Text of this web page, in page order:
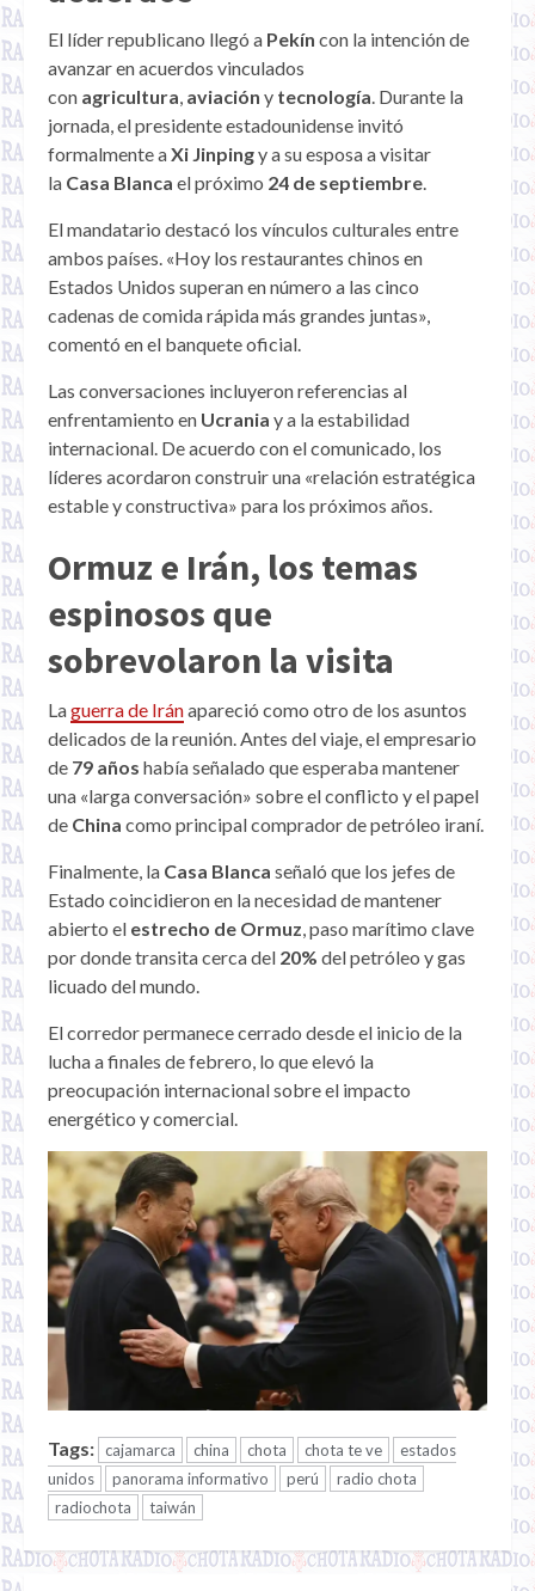
El líder republicano llegó a Pekín con la intención de
avanzar en acuerdos vinculados
con agricultura aviación y tecnología . Durante la
jornada, el presidente estadounidense invitó
formalmente aXi Jinpingy a su esposa a visitar
la Casa Blanca el próximo 24 de septiembre
El mandatario destacó los vínculos culturales entre
ambos países. «Hoy los restaurantes chinos en
Estados Unidos superan en número a las cinco
cadenas de comida rápida más grandes juntas»,
comentó en el banquete oficial.
Las conversaciones incluyeron referencias al
enfrentamiento en Ucrania y a la estabilidad
internacional. De acuerdo con el comunicado, los
líderes acordaron construir una «relación estratégica
estable y constructiva» para los próximos años.
Ormuz e Irán, los temas
espinosos que
sobrevolaron la visita
Laguerra de Iránapareció como otro de los asuntos
delicados de la reunión. Antes del viaje, el empresario
de 79 años había señalado que esperaba mantener
una «larga conversación» sobre el conflicto y el papel
de China como principal comprador de petróleo iraní.
Finalmente, la Casa Blanca señaló que los jefes de
Estado coincidieron en la necesidad de mantener
abierto el estrecho de Ormuz , paso marítimo clave
por donde transita cerca del 20% del petróleo y gas
licuado del mundo.
El corredor permanece cerrado desde el inicio de la
lucha a finales de febrero, lo que elevó la
preocupación internacional sobre el impacto
energético y comercial.
Tags: cajamarca china chota chota te ve
estados
unidos
panorama informativo perú
radio chota
radiochota
taiwán